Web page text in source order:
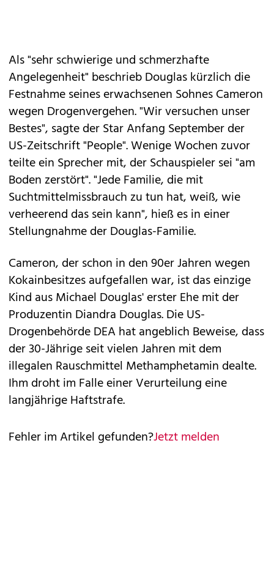
Als "sehr schwierige und schmerzhafte
Angelegenheit" beschrieb Douglas kürzlich die
Festnahme seines erwachsenen Sohnes Cameron
wegen Drogenvergehen. "Wir versuchen unser
Bestes", sagte der Star Anfang September der
US-Zeitschrift "People". Wenige Wochen zuvor
teilte ein Sprecher mit, der Schauspieler sei "am
Boden zerstört". "Jede Familie, die mit
Suchtmittelmissbrauch zu tun hat, weiß, wie
verheerend das sein kann", hieß es in einer
Stellungnahme der Douglas-Familie.
Cameron, der schon in den 90er Jahren wegen
Kokainbesitzes aufgefallen war, ist das einzige
Kind aus Michael Douglas' erster Ehe mit der
Produzentin Diandra Douglas. Die US-
Drogenbehörde DEA hat angeblich Beweise, dass
der 30-Jährige seit vielen Jahren mit dem
illegalen Rauschmittel Methamphetamin dealte.
Ihm droht im Falle einer Verurteilung eine
langjährige Haftstrafe.
Fehler im Artikel gefunden?Jetzt melden